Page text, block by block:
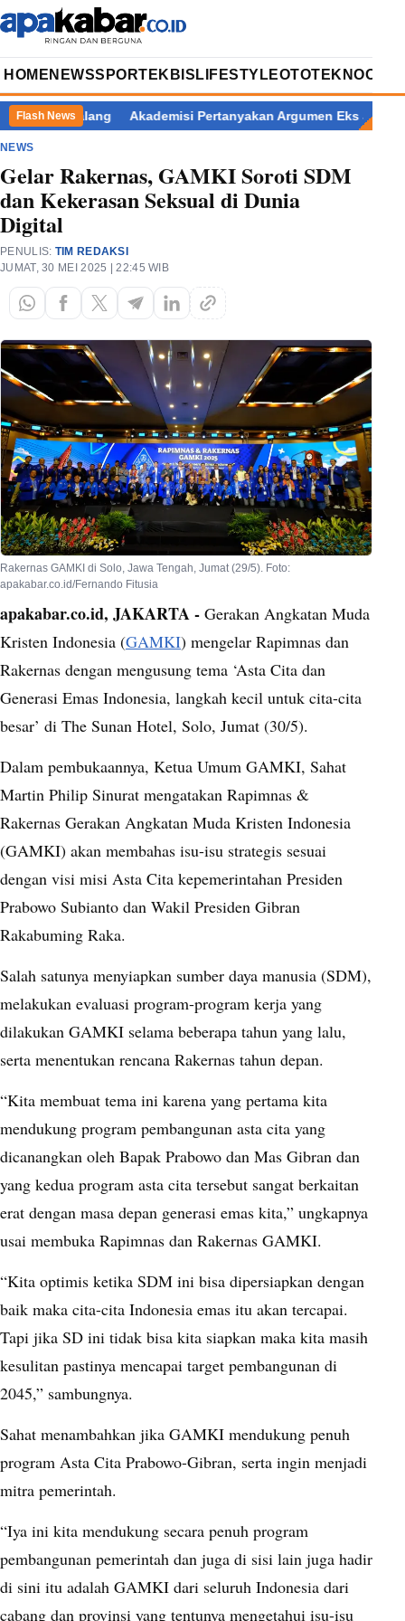
HOME NEWSSPORT EKBIS LIFESTYLEOTOTEKNOOPINI
Flash News
Pemalang Akademisi Pertanyakan Argumen Eks Jampidsus
NEWS
Gelar Rakernas, GAMKI Soroti SDM
dan Kekerasan Seksual di Dunia
Digital
PENULIS: TIM REDAKSI
JUMAT, 30 MEI 2025 | 22:45 WIB
Rakernas GAMKI di Solo, Jawa Tengah, Jumat (29/5). Foto:
apakabar.co.id/Fernando Fitusia
apakabar.co.id, JAKARTA - Gerakan Angkatan Muda
Kristen Indonesia (GAMKI) mengelar Rapimnas dan
Rakernas dengan mengusung tema ‘Asta Cita dan
Generasi Emas Indonesia, langkah kecil untuk cita-cita
besar’ di The Sunan Hotel, Solo, Jumat (30/5).
Dalam pembukaannya, Ketua Umum GAMKI, Sahat
Martin Philip Sinurat mengatakan Rapimnas &
Rakernas Gerakan Angkatan Muda Kristen Indonesia
(GAMKI) akan membahas isu-isu strategis sesuai
dengan visi misi Asta Cita kepemerintahan Presiden
Prabowo Subianto dan Wakil Presiden Gibran
Rakabuming Raka.
Salah satunya menyiapkan sumber daya manusia (SDM),
melakukan evaluasi program-program kerja yang
dilakukan GAMKI selama beberapa tahun yang lalu,
serta menentukan rencana Rakernas tahun depan.
“Kita membuat tema ini karena yang pertama kita
mendukung program pembangunan asta cita yang
dicanangkan oleh Bapak Prabowo dan Mas Gibran dan
yang kedua program asta cita tersebut sangat berkaitan
erat dengan masa depan generasi emas kita,” ungkapnya
usai membuka Rapimnas dan Rakernas GAMKI.
“Kita optimis ketika SDM ini bisa dipersiapkan dengan
baik maka cita-cita Indonesia emas itu akan tercapai.
Tapi jika SD ini tidak bisa kita siapkan maka kita masih
kesulitan pastinya mencapai target pembangunan di
2045,” sambungnya.
Sahat menambahkan jika GAMKI mendukung penuh
program Asta Cita Prabowo-Gibran, serta ingin menjadi
mitra pemerintah.
“Iya ini kita mendukung secara penuh program
pembangunan pemerintah dan juga di sisi lain juga hadir
di sini itu adalah GAMKI dari seluruh Indonesia dari
cabang dan provinsi yang tentunya mengetahui isu-isu